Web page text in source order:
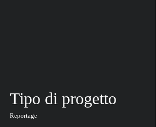
Tipo di progetto
Reportage